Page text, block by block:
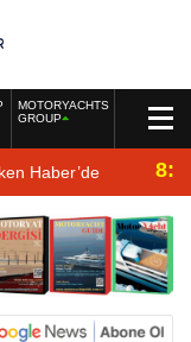
MOTORYACHTS
GROUP
Haber’de